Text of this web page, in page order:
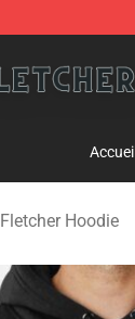
Accueil
Fletcher Hoodie